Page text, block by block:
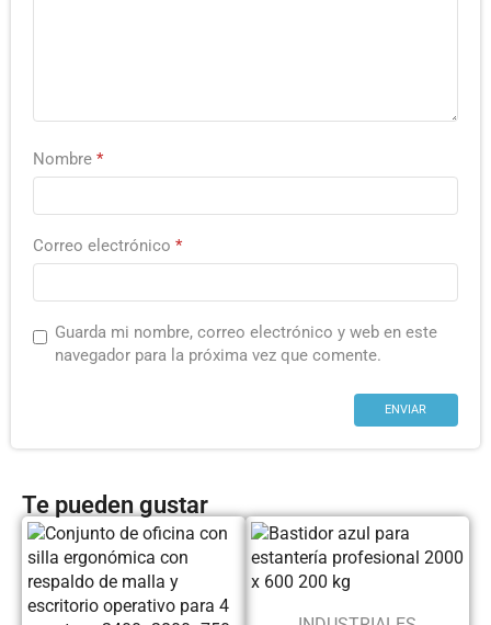
Nombre *
Correo electrónico *
Guarda mi nombre, correo electrónico y web en este
navegador para la próxima vez que comente.
Te pueden gustar